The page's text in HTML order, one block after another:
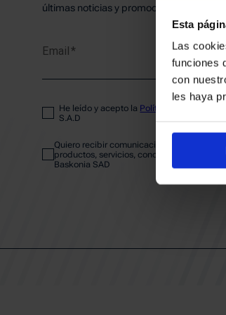
Esta
Las
funciones
con
les haya
últimas noticias y promociones del club.
Email
He leído y acepto la Política de privacidad
S.A.D
Quiero recibir comunicaciones electrónicas
productos, servicios, concursos, ofertas y/o
Baskonia SAD